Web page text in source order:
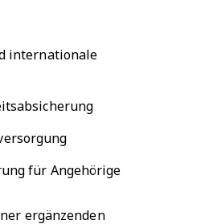
internationale
für Angehörige
ergänzenden